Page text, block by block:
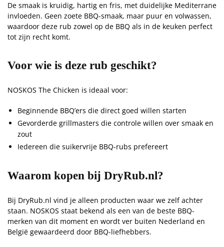
De smaak is kruidig, hartig en fris, met duidelijke Mediterrane
invloeden. Geen zoete BBQ-smaak, maar puur en volwassen,
waardoor deze rub zowel op de BBQ als in de keuken perfect
tot zijn recht komt.
Voor wie is deze rub geschikt?
NOSKOS The Chicken is ideaal voor:
Beginnende BBQ’ers die direct goed willen starten
Gevorderde grillmasters die controle willen over smaak en
zout
Iedereen die suikervrije BBQ-rubs prefereert
Waarom kopen bij DryRub.nl?
Bij DryRub.nl vind je alleen producten waar we zelf achter
staan. NOSKOS staat bekend als een van de beste BBQ-
merken van dit moment en wordt ver buiten Nederland en
België gewaardeerd door BBQ-liefhebbers.